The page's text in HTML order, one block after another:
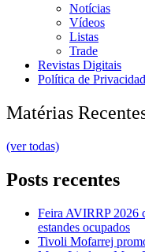
Notícias
Vídeos
Listas
Trade
Revistas Digitais
Política de
Matérias
(ver todas)
Posts recentes
Feira AVIRRP 2026
estandes ocupados
Tivoli Mofarrej